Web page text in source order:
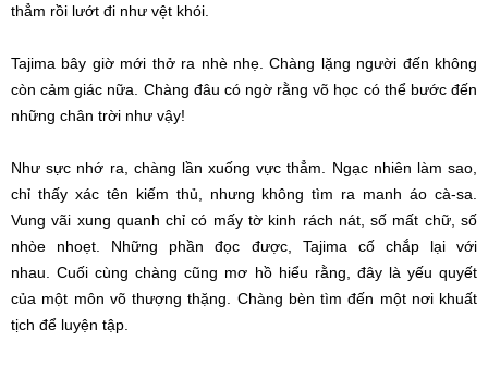
thẳm rồi lướt đi như vệt khói.
Tajima bây giờ mới thở ra nhè nhẹ. Chàng lặng người đến không
còncảm giác nữa. Chàng đâu có ngờ rằng võ học có thể bước đến
những chân trời như vậy!
Nhưsực nhớ ra, chàng lần xuốngvực thẳm Ngạc nhiên làm sao,
chỉ thấy xác tên kiếm thủ, nhưng khôngtìm ra manh áo cà-sa.
Vung vãi xung quanh chỉ có mấy tờ kinh rách nát, số mất chữ, số
nhòe nhoẹt. Những phần đọc được, Tajima cố chắp lại với
nhau .Cuối cùng chàng cũng mơ hồhiểu rằng, đây là yếu quyết
của một môn võ thượng thặng. Chàng bèn tìm đến một nơi khuất
tịch để luyện tập.